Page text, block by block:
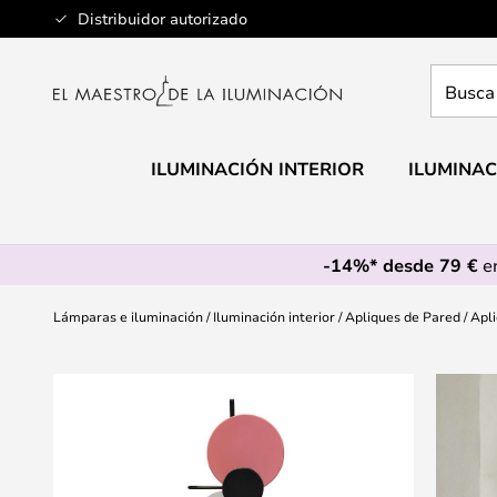
Distribuidor autorizado
Ir
al
aquí
ILUMINACIÓN INTERIOR
-14%* desde 79 €
Lámparas e iluminación Iluminación interior Apliques de Pared